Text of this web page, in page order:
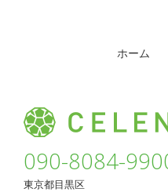
ホーム
090-8084-
東京都目黒区